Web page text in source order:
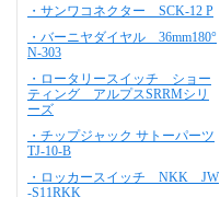
・サンワコネクター SCK-12 P
・バーニヤダイヤル 36mm180°
N-303
・ロータリースイッチ ショー
ティング アルプスSRRMシリ
ーズ
・チップジャック サトーパーツ
TJ-10-B
・ロッカースイッチ NKK JW
-S11RKK